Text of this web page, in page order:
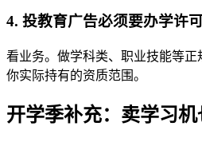
4. 投教育广告必须要办学许可
看业务。做学科类、职业技能等
你实际持有的资质范围。
开学季补充：卖学习